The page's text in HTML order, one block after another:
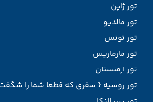
تور ژاپن
تور مالدیو
تور تونس
تور مارماریس
تور ارمنستان
تور روسیه { سفری که قطعا شما را